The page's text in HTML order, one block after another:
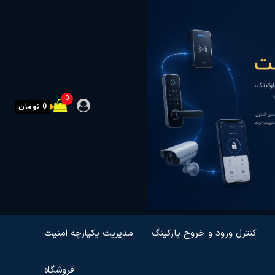
0
0 تومان
مدیریت یکپارچه امنیت کنترل ورود و خروج پارکینگ
فروشگاه